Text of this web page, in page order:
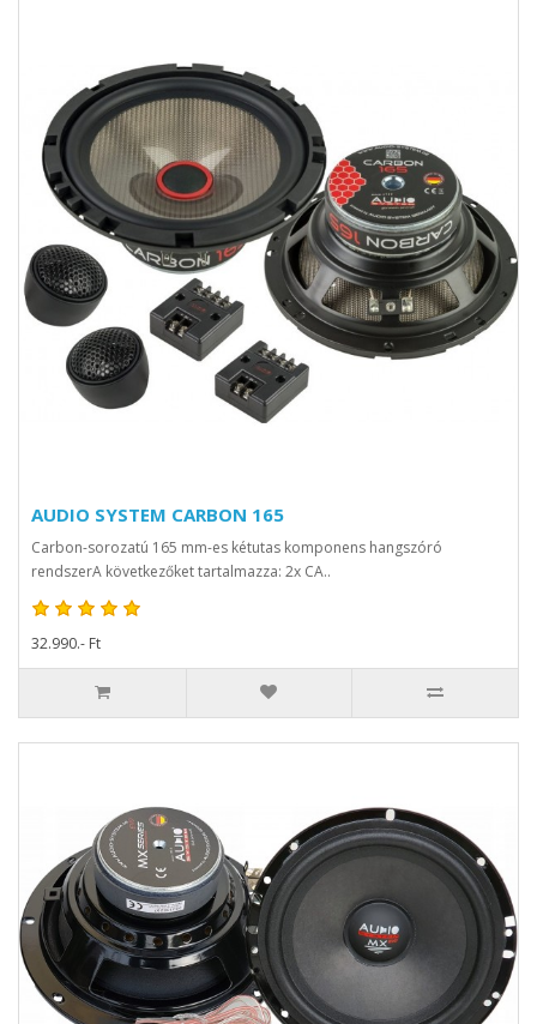
AUDIO SYSTEM CARBON 165
Carbon-sorozatú 165 mm-es kétutas komponens hangszóró
rendszerA következőket tartalmazza: 2x CA..
32.990.- Ft